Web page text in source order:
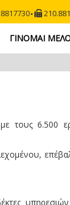
ΓΙΝΟΜΑΙ
τους 6.500